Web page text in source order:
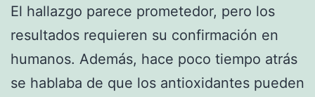
El hallazgo parece prometedor, pero los
resultados requieren su confirmación en
humanos. Además, hace poco tiempo atrás
se hablaba de que los antioxidantes pueden